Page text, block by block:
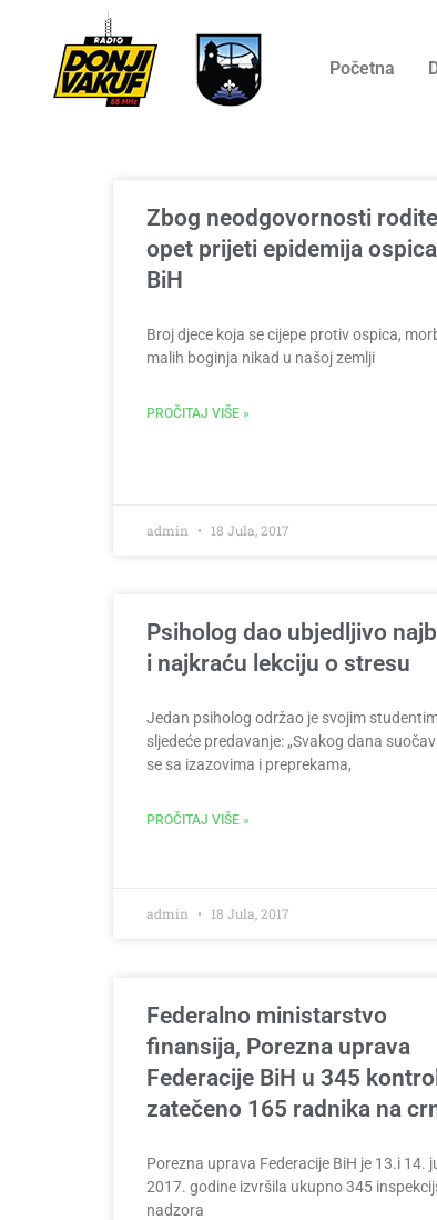
Početna
Zbog neodgovornosti
opet prijeti epidemija
BiH
Broj djece koja se cijepe protiv ospica,
malih boginja nikad u našoj zemlji
PROČITAJ VIŠE »
admin 18 Jula, 2017
Psiholog dao ubjedljivo
i najkraću lekciju o stresu
Jedan psiholog održao je svojim
sljedeće predavanje: „Svakog dana
se sa izazovima i preprekama,
PROČITAJ VIŠE »
admin 18 Jula, 2017
Federalno ministarstvo
finansija, Porezna uprava
Federacije BiH u 345
zatečeno 165 radnika na
Porezna uprava Federacije BiH je 13.i 14.
2017. godine izvršila ukupno 345
nadzora